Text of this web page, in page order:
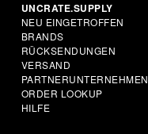
UNCRATE.SUPPLY
NEU EINGETROFFEN
BRANDS
RÜCKSENDUNGEN
VERSAND
PARTNERUNTERNEHMEN
ORDER LOOKUP
HILFE